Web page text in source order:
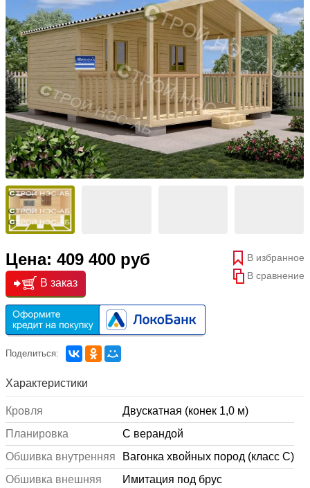
О компании
Контакты
Цена: 409 400 руб
В избранное
В сравнение
В заказ
Поделиться:
Характеристики
Кровля
Двускатная (конек 1,0 м)
Планировка
С верандой
Обшивка внутренняя
Вагонка хвойных пород (класс С)
Обшивка внешняя
Имитация под брус